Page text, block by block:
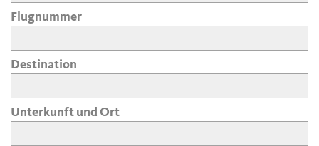
Flugnummer
Destination
Unterkunft und Ort